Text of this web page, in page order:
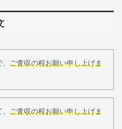
ご査収の程お願い申し上げま
ご査収の程お願い申し上げま